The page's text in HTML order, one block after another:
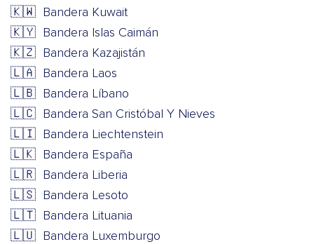
🇰🇼 Bandera Kuwait
🇰🇾 Bandera Islas Caimán
🇰🇿 Bandera Kazajistán
🇱🇦 Bandera Laos
🇱🇧 Bandera Líbano
🇱🇨 Bandera San Cristóbal Y Nieves
🇱🇮 Bandera Liechtenstein
🇱🇰 Bandera España
🇱🇷 Bandera Liberia
🇱🇸 Bandera Lesoto
🇱🇹 Bandera Lituania
🇱🇺 Bandera Luxemburgo